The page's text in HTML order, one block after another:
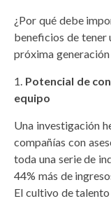
¿Por qué debe
beneficios de tener
próxima
Potencial de
equipo
Una investigación
compañías con
toda una serie de
44% más de
El cultivo de